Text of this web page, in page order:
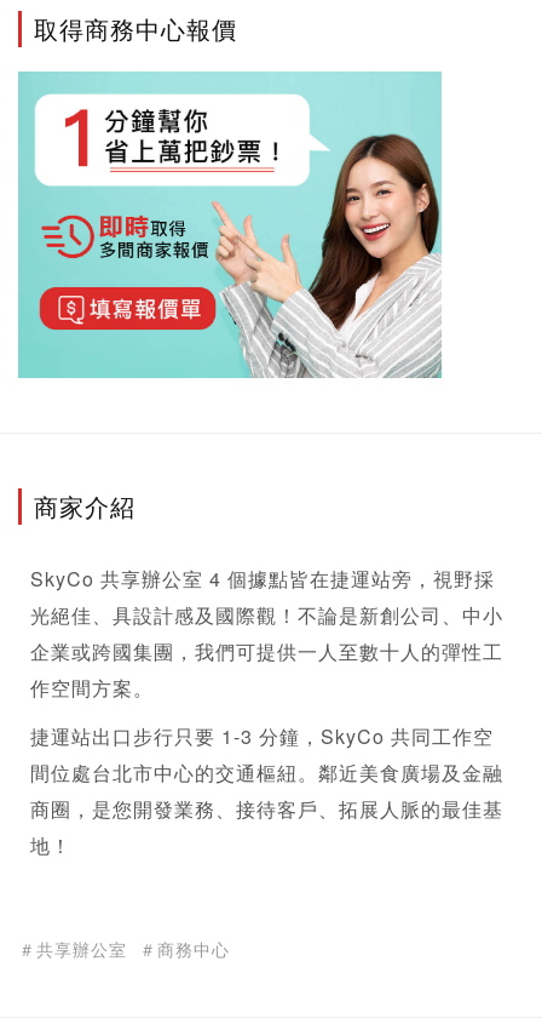
取得商務中心報價
商家介紹
SkyCo 共享辦公室 4 個據點皆在捷運站旁，視野採
光絕佳、具設計感及國際觀！不論是新創公司、中小
企業或跨國集團，我們可提供一人至數十人的彈性工
作空間方案。​
捷運站出口步行只要 1-3 分鐘，SkyCo 共同工作空
間位處台北市中心的交通樞紐。鄰近美食廣場及金融
商圈，是您開發業務、接待客戶、拓展人脈的最佳基
地！
＃共享辦公室 ＃商務中心